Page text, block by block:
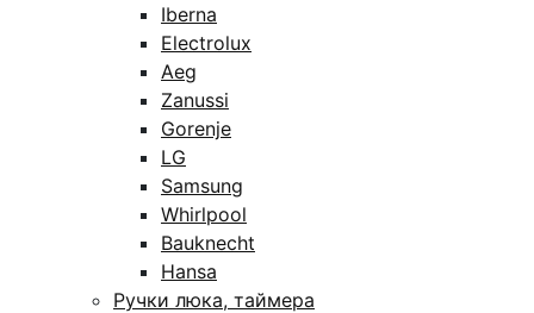
Iberna
Electrolux
Aeg
Zanussi
Gorenje
LG
Samsung
Whirlpool
Bauknecht
Hansa
Ручки люка, таймера